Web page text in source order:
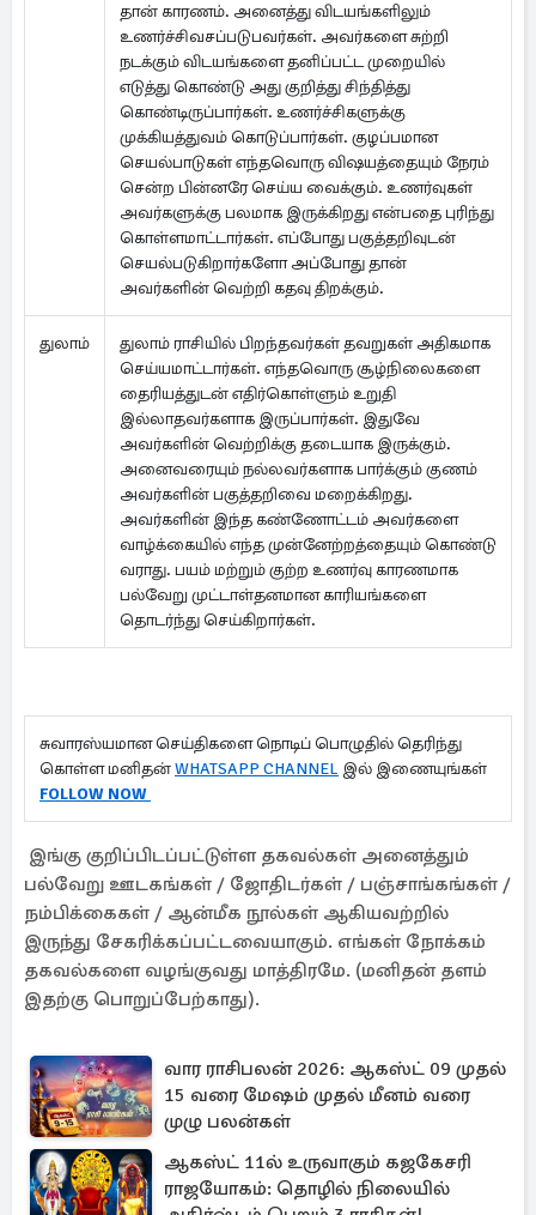
தான் காரணம். அனைத்து விடயங்களிலும்
உணர்ச்சிவசப்படுபவர்கள். அவர்களை சுற்றி
நடக்கும் விடயங்களை தனிப்பட்ட முறையில்
எடுத்து கொண்டு அது குறித்து சிந்தித்து
கொண்டிருப்பார்கள். உணர்ச்சிகளுக்கு
முக்கியத்துவம் கொடுப்பார்கள். குழப்பமான
செயல்பாடுகள் எந்தவொரு விஷயத்தையும் நேரம்
சென்ற பின்னரே செய்ய வைக்கும். உணர்வுகள்
அவர்களுக்கு பலமாக இருக்கிறது என்பதை புரிந்து
கொள்ளமாட்டார்கள். எப்போது பகுத்தறிவுடன்
செயல்படுகிறார்களோ அப்போது தான்
அவர்களின் வெற்றி கதவு திறக்கும்.
துலாம்
துலாம் ராசியில் பிறந்தவர்கள் தவறுகள் அதிகமாக
செய்யமாட்டார்கள். எந்தவொரு சூழ்நிலைகளை
தைரியத்துடன் எதிர்கொள்ளும் உறுதி
இல்லாதவர்களாக இருப்பார்கள். இதுவே
அவர்களின் வெற்றிக்கு தடையாக இருக்கும்.
அனைவரையும் நல்லவர்களாக பார்க்கும் குணம்
அவர்களின் பகுத்தறிவை மறைக்கிறது.
அவர்களின் இந்த கண்ணோட்டம் அவர்களை
வாழ்க்கையில் எந்த முன்னேற்றத்தையும் கொண்டு
வராது. பயம் மற்றும் குற்ற உணர்வு காரணமாக
பல்வேறு முட்டாள்தனமான காரியங்களை
தொடர்ந்து செய்கிறார்கள்.
சுவாரஸ்யமான செய்திகளை நொடிப் பொழுதில் தெரிந்து
கொள்ள மனிதன்WHATSAPP CHANNEL இல் இணையுங்கள்
FOLLOW NOW
இங்கு குறிப்பிடப்பட்டுள்ள தகவல்கள் அனைத்தும்
பல்வேறு ஊடகங்கள் / ஜோதிடர்கள் / பஞ்சாங்கங்கள் /
நம்பிக்கைகள் / ஆன்மீக நூல்கள் ஆகியவற்றில்
இருந்து சேகரிக்கப்பட்டவையாகும். எங்கள் நோக்கம்
தகவல்களை வழங்குவது மாத்திரமே. (மனிதன் தளம்
இதற்கு பொறுப்பேற்காது).
வார ராசிபலன் 2026: ஆகஸ்ட் 09 முதல்
15 வரை மேஷம் முதல் மீனம் வரை
முழு பலன்கள்
ஆகஸ்ட் 11ல் உருவாகும் கஜகேசரி
ராஜயோகம்: தொழில் நிலையில்